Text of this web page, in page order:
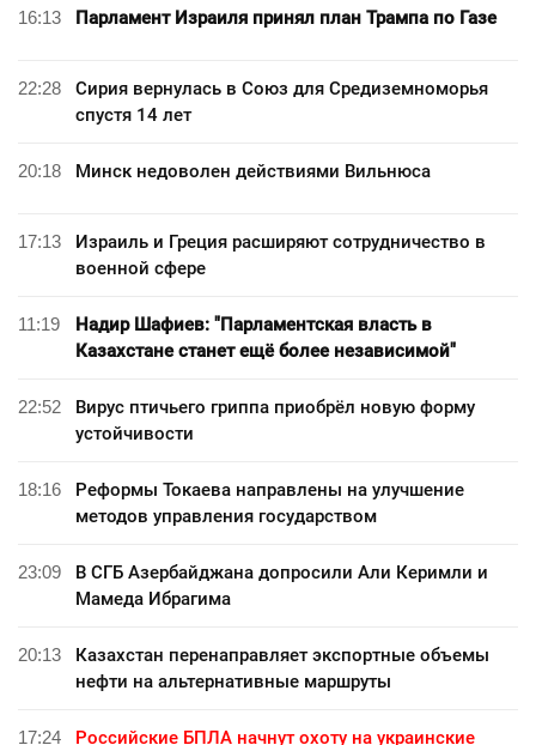
16:13 Парламент Израиля принял план Трампа по Газе
22:28
Сирия вернулась в Союз для Средиземноморья
спустя 14 лет
20:18 Минск недоволен действиями Вильнюса
17:13
Израиль и Греция расширяют сотрудничество в
военной сфере
11:19
Надир Шафиев: "Парламентская власть в
Казахстане станет ещё более независимой"
22:52
Вирус птичьего гриппа приобрёл новую форму
устойчивости
18:16
Реформы Токаева направлены на улучшение
методов управления государством
23:09
В СГБ Азербайджана допросили Али Керимли и
Мамеда Ибрагима
20:13
Казахстан перенаправляет экспортные объемы
нефти на альтернативные маршруты
17:24 Российские БПЛА начнут охоту на украинские